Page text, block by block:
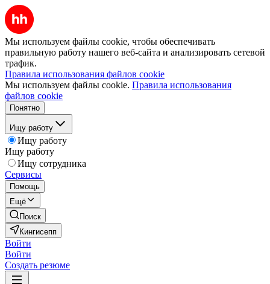
Мы используем файлы cookie, чтобы обеспечивать
правильную работу нашего веб-сайта и анализировать сетевой
трафик.
Правила использования файлов cookie
Мы используем файлы cookie. Правила использования
файлов cookie
Понятно
Ищу работу
Ищу работу
Ищу работу
Ищу сотрудника
Сервисы
Помощь
Ещё
Поиск
Кингисепп
Войти
Войти
Создать резюме